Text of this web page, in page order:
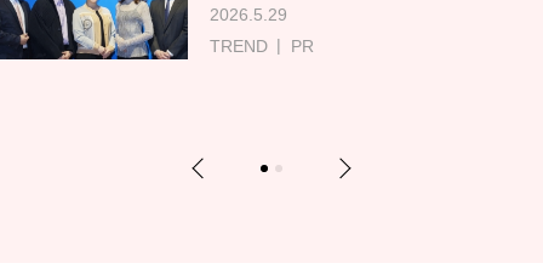
2026.5.29
TREND
PR
Previous 1 2 Next